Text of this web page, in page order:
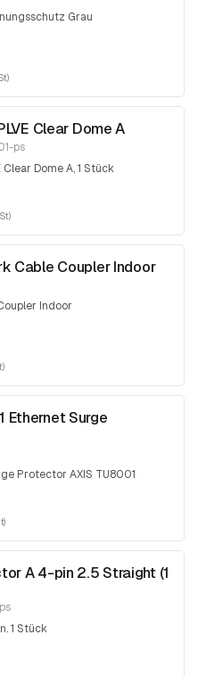
Grau
Clear Dome A
ps
Dome A, 1 Stück
Cable Coupler Indoor
Indoor
Ethernet Surge
Protector AXIS TU8001
A 4-pin 2.5 Straight (1
1 Stück